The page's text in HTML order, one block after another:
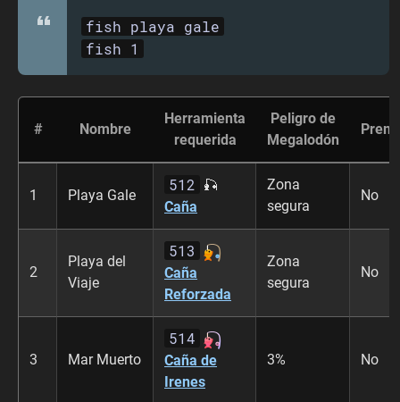
fish playa gale
fish 1
# Nombre
Herramienta
requerida
Peligro de
Megalodón
1 Playa Gale
512
🎣
Caña
Zona
segura
No
2
Playa del
Viaje
513
Caña
Reforzada
Zona
segura
No
3 Mar Muerto
514
Caña de
Irenes
3% No